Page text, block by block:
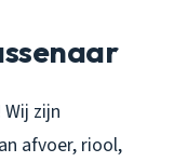
zijn
afvoer, riool,